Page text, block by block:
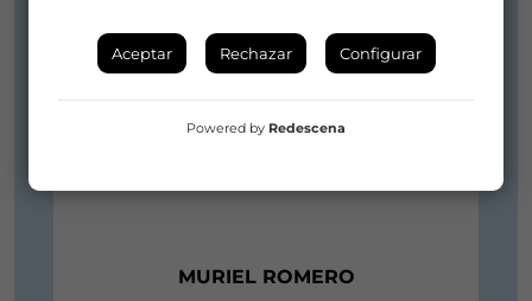
MURIEL ROMERO
Aceptar Rechazar Configurar
Powered by Redescena